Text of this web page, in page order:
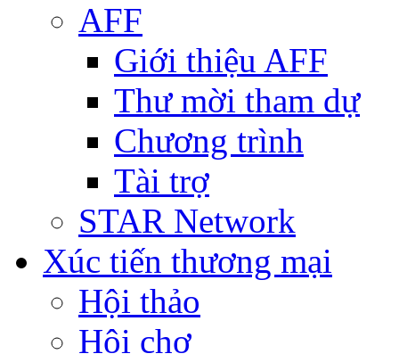
AFF
Giới thiệu AFF
Thư mời tham dự
Chương trình
Tài trợ
STAR Network
Xúc tiến thương mại
Hội thảo
Hội chợ